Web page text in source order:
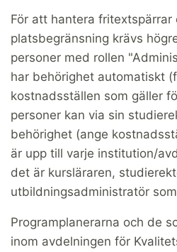
För att hantera fritextspärrar
platsbegränsning krävs
personer med rollen
har behörighet automatiskt
kostnadsställen som gäller
personer kan via sin
behörighet (ange
är upp till varje institution/
det är kursläraren,
utbildningsadministratör
Programplanerarna och de
inom avdelningen för